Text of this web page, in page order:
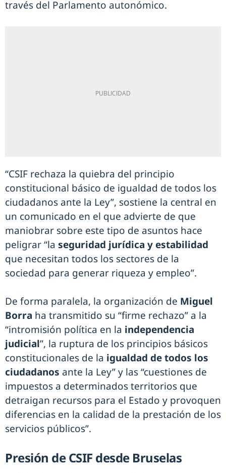
través del Parlamento autonómico.
“CSIF rechaza la quiebra del principio
constitucional básico de igualdad de todos los
ciudadanos ante la Ley”, sostiene la central en
un comunicado en el que advierte de que
maniobrar sobre este tipo de asuntos hace
peligrar “la seguridad jurídica y estabilidad
que necesitan todos los sectores de la
sociedad para generar riqueza y empleo”.
De forma paralela, la organización de Miguel
Borra ha transmitido su “firme rechazo” a la
“intromisión política en la independencia
judicial”, la ruptura de los principios básicos
constitucionales de la igualdad de todos los
ciudadanos ante la Ley” y las “cuestiones de
impuestos a determinados territorios que
detraigan recursos para el Estado y provoquen
diferencias en la calidad de la prestación de los
servicios públicos”.
Presión de CSIF desde Bruselas